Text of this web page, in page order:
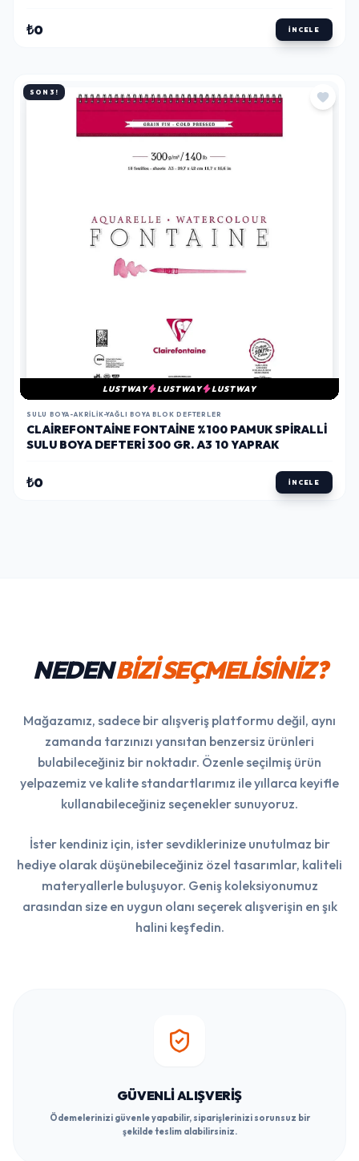
₺0 İNCELE
SON 3!
LUSTWAY LUSTWAY LUSTWAY
SULU BOYA-AKRILIK-YAĞLI BOYA BLOK DEFTERLER
CLAIREFONTAINE FONTAINE %100 PAMUK SPIRALLI
SULU BOYA DEFTERI 300 GR. A3 10 YAPRAK
₺0 İNCELE
NEDENBİZİ SEÇMELİSİNİZ?
Mağazamız, sadece bir alışveriş platformu değil, aynı
zamanda tarzınızı yansıtan benzersiz ürünleri
bulabileceğiniz bir noktadır. Özenle seçilmiş ürün
yelpazemiz ve kalite standartlarımız ile yıllarca keyifle
kullanabileceğiniz seçenekler sunuyoruz.
İster kendiniz için, ister sevdiklerinize unutulmaz bir
hediye olarak düşünebileceğiniz özel tasarımlar, kaliteli
materyallerle buluşuyor. Geniş koleksiyonumuz
arasından size en uygun olanı seçerek alışverişin en şık
halini keşfedin.
GÜVENLI ALIŞVERIŞ
Ödemelerinizi güvenle yapabilir, siparişlerinizi sorunsuz bir
şekilde teslim alabilirsiniz.